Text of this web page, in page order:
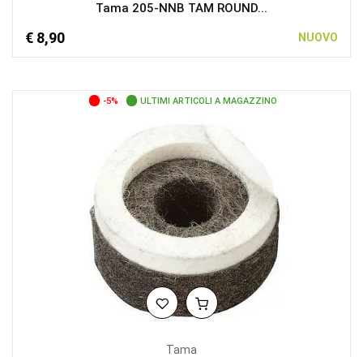
Tama 205-NNB TAM ROUND...
€ 8,90 NUOVO
-5% ULTIMI ARTICOLI A MAGAZZINO
Tama